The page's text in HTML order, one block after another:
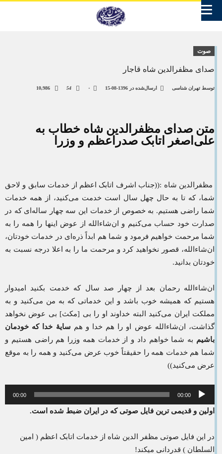
صوت
صدای مظفرالدین شاه قاجار
توسط تهران شناسی ارسال‌شده در 1396-08-15 ۰ 54
متن صدای مظفرالدین شاه خطاب به
علی‌اصغر اتابک صدراعظم و وزرا
مظفرالدین شاه :((جناب اشرف اتابک اعظم از خدمات سابق و لاحق
شما، که تا به حال چهل سال است خدمت می‌کنید، از همه خدمات
شما راضی هستیم. به خصوص از خدمات این سه چهار ساله‌ای که در
صدارت خود حساب می‌کنیم و ان‌شاءالله از عوض اینها را همه را به
شما مرحمت خواهیم فرمود و شما هم ابداً ذره‌ای در خدمات خودتان،
ان‌شاءالله، قصور نخواهید کرد و مرحمت ما را به اعلا درجه نسبت به
خودتان بدانید.
ان‌شاءالله رحمان بعد از چهار صد سال که خدمت بکنید امیدوار
هستیم که همیشه خوب باشد و این خدماتی که به من می‌کنید و به
مملکت ایران می‌کنید البته خداوند او را بی [مکث] بی عوض نخواهد
گذاشت، ان‌شاءالله عوض او را هم خدا و هم سایهٔ خدا که خودمان
باشیم به شما خواهم داد و از خدمات همه وزرا هم راضی هستیم و
شما هم خدمات همه را حقیقتاً خوب عرض می‌کنید و همه را به موقع
عرض می‌کنید))
پخش‌کننده
صوت
00:00
00:00
اولین و قدیمی ترین فایل صوتی که در ایران ضبط شده است.
در این فایل صوتی مظفر الدین شاه از خدمات اتابک اعظم ( امین
السلطان ) قدردانی میکند!